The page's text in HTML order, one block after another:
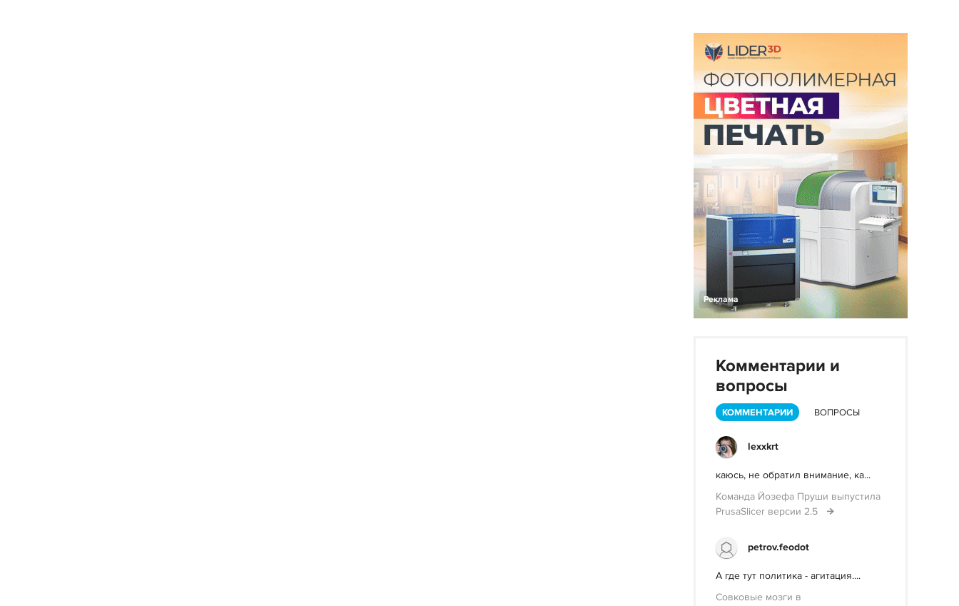
Реклама
Комментарии и
вопросы
КОММЕНТАРИИ ВОПРОСЫ
lexxkrt
каюсь, не обратил внимание, ка...
Команда Йозефа Пруши выпустила
PrusaSlicer версии 2.5
petrov.feodot
А где тут политика - агитация....
Совковые мозги в